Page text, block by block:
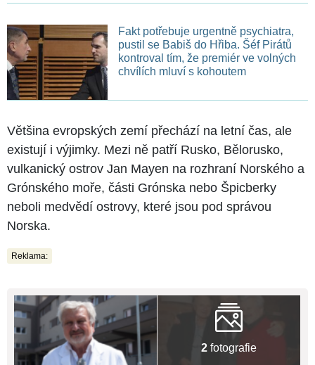
Fakt potřebuje urgentně psychiatra,
pustil se Babiš do Hřiba. Šéf Pirátů
kontroval tím, že premiér ve volných
chvílích mluví s kohoutem
Většina evropských zemí přechází na letní čas, ale
existují i výjimky. Mezi ně patří Rusko, Bělorusko,
vulkanický ostrov Jan Mayen na rozhraní Norského a
Grónského moře, části Grónska nebo Špicberky
neboli medvědí ostrovy, které jsou pod správou
Norska.
Reklama:
2 fotografie